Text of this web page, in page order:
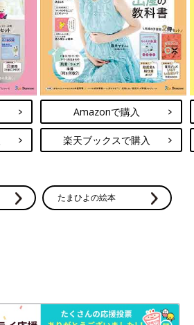
Amazonで購入
楽天ブックスで購入
たまひよの絵本